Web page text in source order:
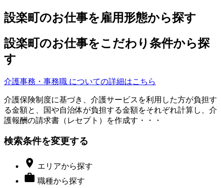
設楽町のお仕事を雇用形態から探す
設楽町のお仕事をこだわり条件から探
す
介護事務・事務職 についての詳細はこちら
介護保険制度に基づき、介護サービスを利用した方が負担す
る金額と、国や自治体が負担する金額をそれぞれ計算し、介
護報酬の請求書（レセプト）を作成す・・・
検索条件を変更する
 エリアから探す
 職種から探す